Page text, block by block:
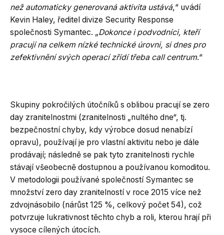
než automaticky generovaná aktivita ustává,“ uvádí
Kevin Haley, ředitel divize Security Response
společnosti Symantec. „Dokonce i podvodníci, kteří
pracují na celkem nízké technické úrovni, si dnes pro
zefektivnění svých operací zřídí třeba call centrum.“
Skupiny pokročilých útočníků s oblibou pracují se zero
day zranitelnostmi (zranitelnosti „nultého dne“, tj.
bezpečnostní chyby, kdy výrobce dosud nenabízí
opravu), používají je pro vlastní aktivitu nebo je dále
prodávají; následně se pak tyto zranitelnosti rychle
stávají všeobecně dostupnou a používanou komoditou.
V metodologii používané společností Symantec se
množství zero day zranitelností v roce 2015 více než
zdvojnásobilo (nárůst 125 %, celkový počet 54), což
potvrzuje lukrativnost těchto chyb a roli, kterou hrají při
vysoce cílených útocích.